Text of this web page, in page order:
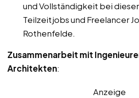
und Vollständigkeit bei
Teilzeitjobs und Freelancer
Rothenfelde.
Zusammenarbeit mit
Architekten:
Anzeige